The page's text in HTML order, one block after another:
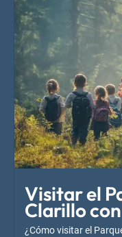
Visitar el
Clarillo
¿Cómo visitar el